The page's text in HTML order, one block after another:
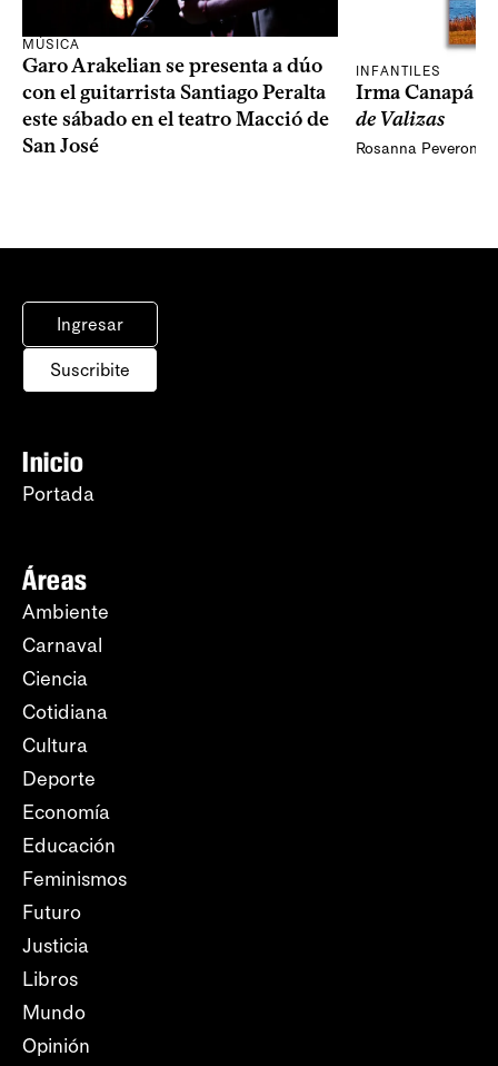
MÚSICA
Garo Arakelian se presenta a dúo
con el guitarrista Santiago Peralta
este sábado en el teatro Macció de
San José
INFANTILES
Irma Canapá
de Valizas
Rosanna Peveroni
Ingresar
Suscribite
Inicio
Portada
Áreas
Ambiente
Carnaval
Ciencia
Cotidiana
Cultura
Deporte
Economía
Educación
Feminismos
Futuro
Justicia
Libros
Mundo
Opinión